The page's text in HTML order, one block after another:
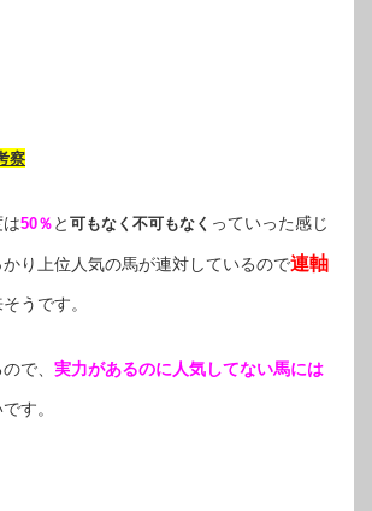
察
は50％ と 可もなく不可もなく っていった感じ
り上位人気の馬が連対しているので連軸
うです。
で、 実力があるのに人気してない馬には
す。